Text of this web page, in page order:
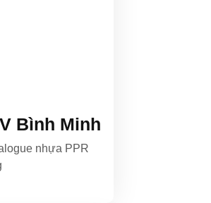
Bình Minh
nhựa PPR